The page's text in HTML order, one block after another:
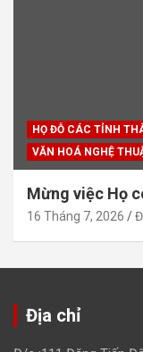
HỌ ĐỖ CÁC TỈNH
VĂN HOÁ NGHỆ
Mừng việc Họ
16 Tháng 7, 2026
Địa chỉ